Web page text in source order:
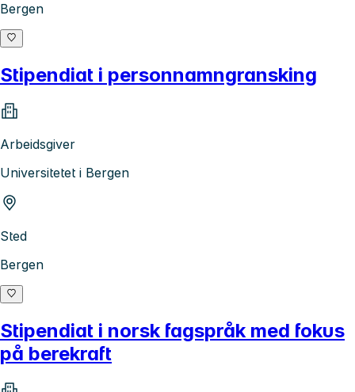
Bergen
Stipendiat i personnamngransking
Arbeidsgiver
Universitetet i Bergen
Sted
Bergen
Stipendiat i norsk fagspråk med fokus
på berekraft